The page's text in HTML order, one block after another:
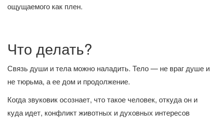
ощущаемого как плен.
Что делать?
Связь души и тела можно наладить. Тело — не враг душе и
не тюрьма, а ее дом и продолжение.
Когда звуковик осознает, что такое человек, откуда он и
куда идет, конфликт животных и духовных интересов